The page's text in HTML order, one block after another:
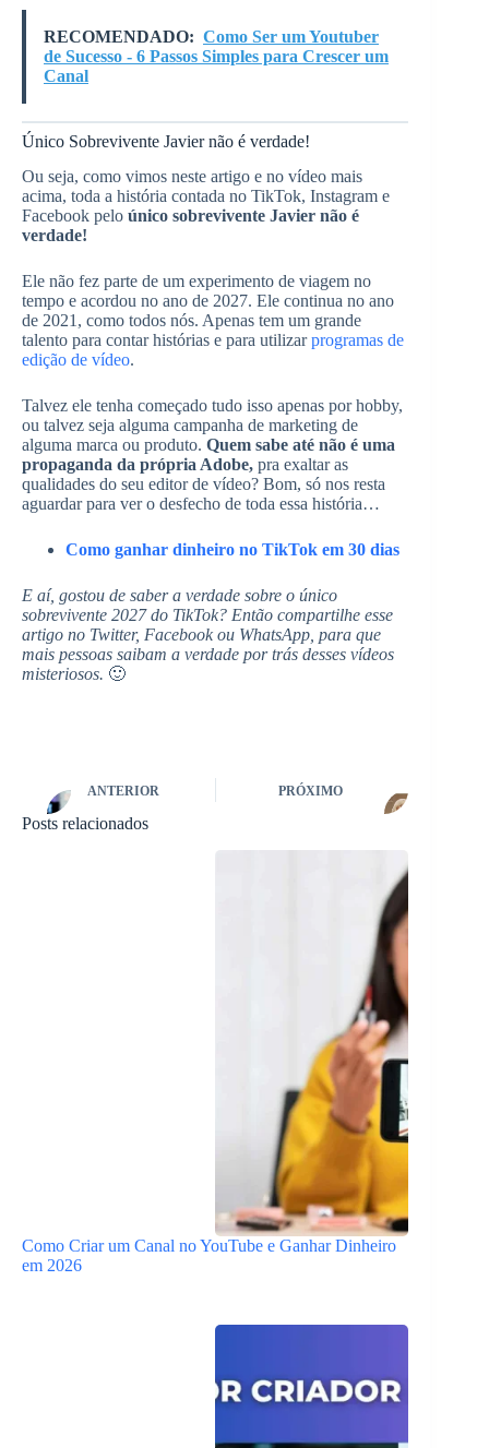
RECOMENDADO: Como Ser um Youtuber
de Sucesso - 6 Passos Simples para Crescer um
Canal
Único Sobrevivente Javier não é verdade!
Ou seja, como vimos neste artigo e no vídeo mais
acima, toda a história contada no TikTok, Instagram e
Facebook pelo único sobrevivente Javier não é
verdade!
Ele não fez parte de um experimento de viagem no
tempo e acordou no ano de 2027. Ele continua no ano
de 2021, como todos nós. Apenas tem um grande
talento para contar histórias e para utilizarprogramas de
edição de vídeo.
Talvez ele tenha começado tudo isso apenas por hobby,
ou talvez seja alguma campanha de marketing de
alguma marca ou produto. Quem sabe até não é uma
propaganda da própria Adobe, pra exaltar as
qualidades do seu editor de vídeo? Bom, só nos resta
aguardar para ver o desfecho de toda essa história…
Como ganhar dinheiro no TikTok em 30 dias
E aí, gostou de saber a verdade sobre o único
sobrevivente 2027 do TikTok? Então compartilhe esse
artigo no Twitter, Facebook ou WhatsApp, para que
mais pessoas saibam a verdade por trás desses vídeos
misteriosos. 🙂
ANTERIOR PRÓXIMO
Posts relacionados
Como Criar um Canal no YouTube e Ganhar Dinheiro
em 2026